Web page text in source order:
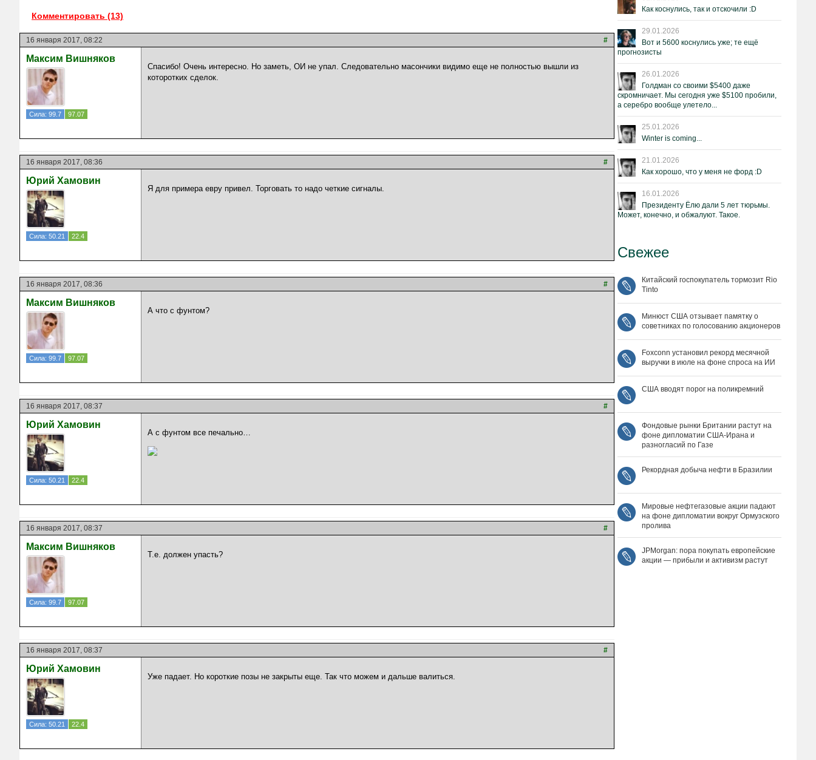
Комментировать (13)
16 января 2017, 08:22 #
Максим Вишняков
Сила: 99.7 97.07
Спасибо! Очень интересно. Но заметь, ОИ не упал. Следовательно масончики видимо еще не полностью вышли из
которотких сделок.
16 января 2017, 08:36 #
Юрий Хамовин
Сила: 50.21 22.4
Я для примера евру привел. Торговать то надо четкие сигналы.
16 января 2017, 08:36 #
Максим Вишняков
Сила: 99.7 97.07
А что с фунтом?
16 января 2017, 08:37 #
Юрий Хамовин
Сила: 50.21 22.4
А с фунтом все печально…
16 января 2017, 08:37 #
Максим Вишняков
Сила: 99.7 97.07
Т.е. должен упасть?
16 января 2017, 08:37 #
Юрий Хамовин
Сила: 50.21 22.4
Уже падает. Но короткие позы не закрыты еще. Так что можем и дальше валиться.
Как коснулись, так и отскочили :D
29.01.2026
Вот и 5600 коснулись уже; те ещё
прогнозисты
26.01.2026
Голдман со своими $5400 даже
скромничает. Мы сегодня уже $5100 пробили,
а серебро вообще улетело...
25.01.2026
Winter is coming...
21.01.2026
Как хорошо, что у меня не форд :D
16.01.2026
Президенту Ёлю дали 5 лет тюрьмы.
Может, конечно, и обжалуют. Такое.
Свежее
Китайский госпокупатель тормозит Rio
Tinto
Минюст США отзывает памятку о
советниках по голосованию акционеров
Foxconn установил рекорд месячной
выручки в июле на фоне спроса на ИИ
США вводят порог на поликремний
Фондовые рынки Британии растут на
фоне дипломатии США‑Ирана и
разногласий по Газе
Рекордная добыча нефти в Бразилии
Мировые нефтегазовые акции падают
на фоне дипломатии вокруг Ормузского
пролива
JPMorgan: пора покупать европейские
акции — прибыли и активизм растут